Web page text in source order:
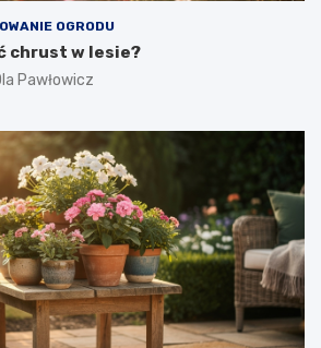
OGRODU
chrust w lesie?
Pawłowicz